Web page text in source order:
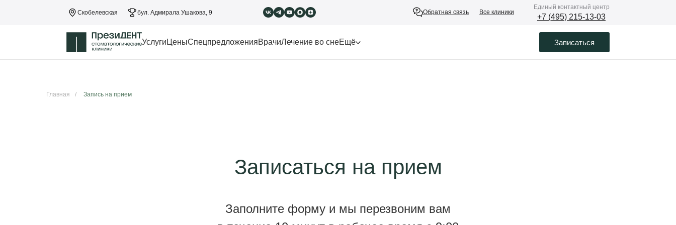
Обратная связь Все клиники
Eдиный контактный центр
+7 (495) 215-13-03
Скобелевская бул. Адмирала Ушакова, 9
Услуги ЦеныСпецпредложенияВрачиЛечение во снеЕщё Записаться
Главная / Запись на прием
Записаться на прием
Заполните форму и мы перезвоним вам